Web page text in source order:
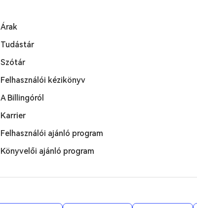
Árak
Tudástár
Szótár
Felhasználói kézikönyv
A Billingóról
Karrier
Felhasználói ajánló program
Könyvelői ajánló program